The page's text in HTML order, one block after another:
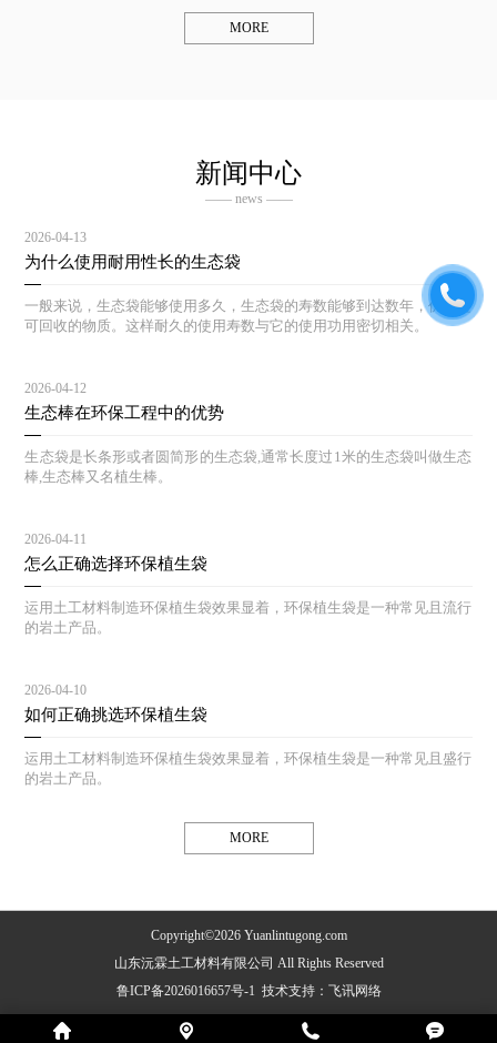
MORE
新闻中心
—— news ——
2026-04-13
为什么使用耐用性长的生态袋
一般来说，生态袋能够使用多久，生态袋的寿数能够到达数年，仍然是
可回收的物质。这样耐久的使用寿数与它的使用功用密切相关。
2026-04-12
生态棒在环保工程中的优势
生态袋是长条形或者圆简形的生态袋,通常长度过1米的生态袋叫做生态
棒,生态棒又名植生棒。
2026-04-11
怎么正确选择环保植生袋
运用土工材料制造环保植生袋效果显着，环保植生袋是一种常见且流行
的岩土产品。
2026-04-10
如何正确挑选环保植生袋
运用土工材料制造环保植生袋效果显着，环保植生袋是一种常见且盛行
的岩土产品。
MORE
Copyright©2026 Yuanlintugong.com
山东沅霖土工材料有限公司 All Rights Reserved
鲁ICP备2026016657号-1 技术支持： 飞讯网络